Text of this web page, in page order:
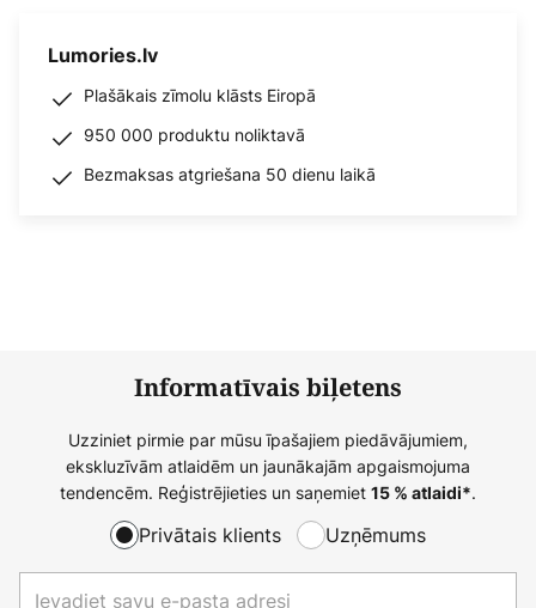
Lumories.lv
Plašākais zīmolu klāsts Eiropā
950 000 produktu noliktavā
Bezmaksas atgriešana 50 dienu laikā
Informatīvais biļetens
Uzziniet pirmie par mūsu īpašajiem piedāvājumiem,
ekskluzīvām atlaidēm un jaunākajām apgaismojuma
tendencēm. Reģistrējieties un saņemiet 15 % atlaidi*.
Privātais klients Uzņēmums